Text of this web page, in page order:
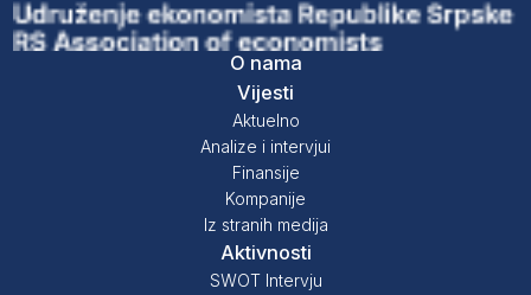
O nama
Vijesti
Aktuelno
Analize i intervjui
Finansije
Kompanije
Iz stranih medija
Aktivnosti
SWOT Intervju